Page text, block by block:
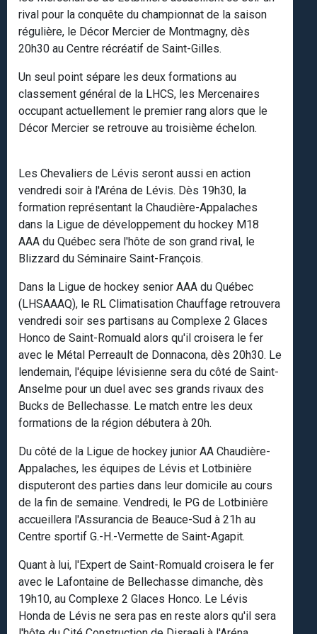
rival pour la conquête du championnat de la saison
régulière, le Décor Mercier de Montmagny, dès
20h30 au Centre récréatif de Saint-Gilles.
Un seul point sépare les deux formations au
classement général de la LHCS, les Mercenaires
occupant actuellement le premier rang alors que le
Décor Mercier se retrouve au troisième échelon.
Les Chevaliers de Lévis seront aussi en action
vendredi soir à l'Aréna de Lévis. Dès 19h30, la
formation représentant la Chaudière-Appalaches
dans la Ligue de développement du hockey M18
AAA du Québec sera l'hôte de son grand rival, le
Blizzard du Séminaire Saint-François.
Dans la Ligue de hockey senior AAA du Québec
(LHSAAAQ), le RL Climatisation Chauffage retrouvera
vendredi soir ses partisans au Complexe 2 Glaces
Honco de Saint-Romuald alors qu'il croisera le fer
avec le Métal Perreault de Donnacona, dès 20h30. Le
lendemain, l'équipe lévisienne sera du côté de Saint-
Anselme pour un duel avec ses grands rivaux des
Bucks de Bellechasse. Le match entre les deux
formations de la région débutera à 20h.
Du côté de la Ligue de hockey junior AA Chaudière-
Appalaches, les équipes de Lévis et Lotbinière
disputeront des parties dans leur domicile au cours
de la fin de semaine. Vendredi, le PG de Lotbinière
accueillera l'Assurancia de Beauce-Sud à 21h au
Centre sportif G.-H.-Vermette de Saint-Agapit.
Quant à lui, l'Expert de Saint-Romuald croisera le fer
avec le Lafontaine de Bellechasse dimanche, dès
19h10, au Complexe 2 Glaces Honco. Le Lévis
Honda de Lévis ne sera pas en reste alors qu'il sera